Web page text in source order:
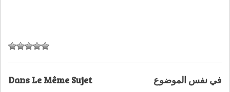
Dans Le Même Sujet في نفس الموضوع